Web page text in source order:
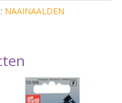
NAAINAALDEN